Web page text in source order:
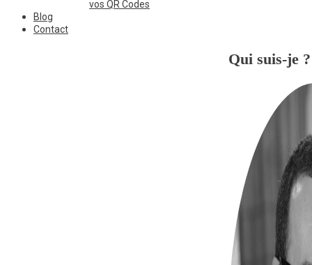
vos QR Codes
Blog
Contact
Qui suis-je ?